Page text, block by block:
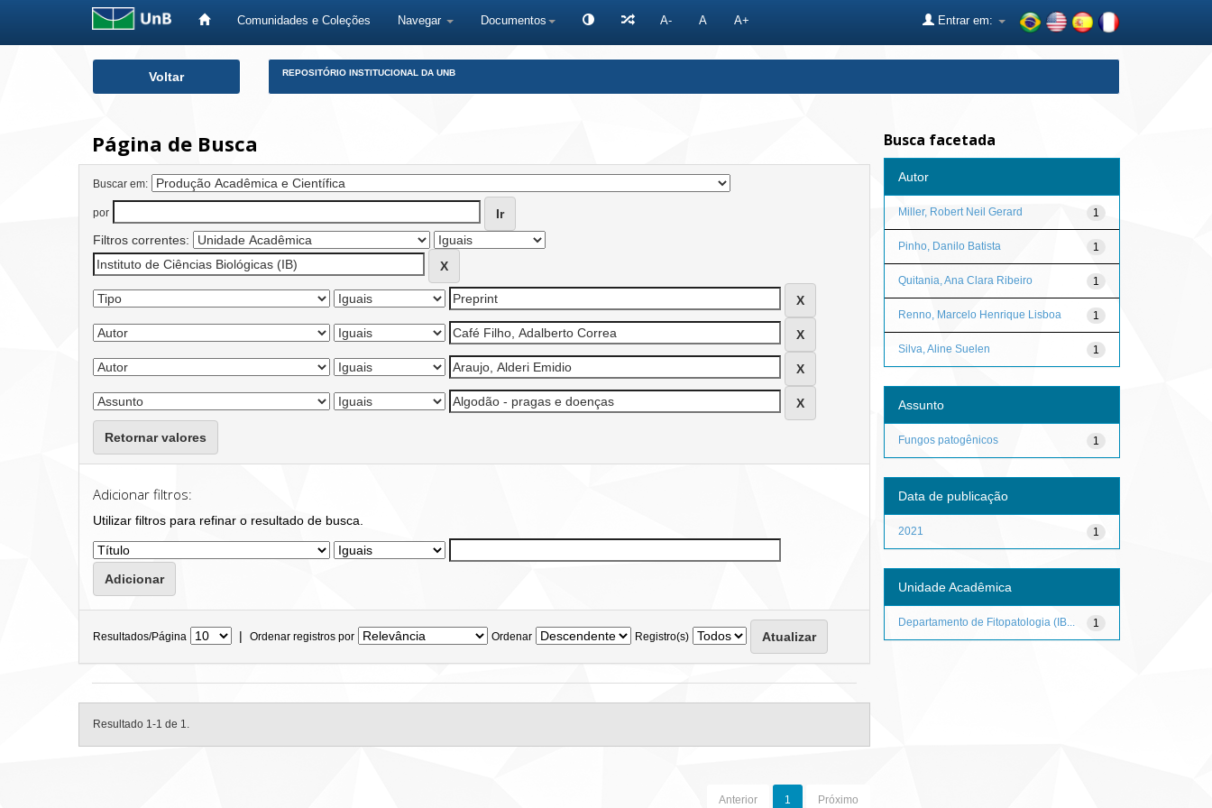
Comunidades e Coleções Navegar Documentos A- A A+ Entrar em:
Voltar REPOSITÓRIO INSTITUCIONAL DA UNB
Página de Busca
Buscar em:
por
Filtros correntes:
Retornar valores
Adicionar filtros:
Utilizar filtros para refinar o resultado de busca.
Resultados/Página | Ordenar registros por Ordenar Registro(s)
Resultado 1-1 de 1.
Anterior 1 Próximo
Busca facetada
Autor
1
Miller, Robert Neil Gerard
1
Pinho, Danilo Batista
1
Quitania, Ana Clara Ribeiro
1
Renno, Marcelo Henrique Lisboa
1
Silva, Aline Suelen
Assunto
1
Fungos patogênicos
Data de publicação
1
2021
Unidade Acadêmica
1
Departamento de Fitopatologia (IB...